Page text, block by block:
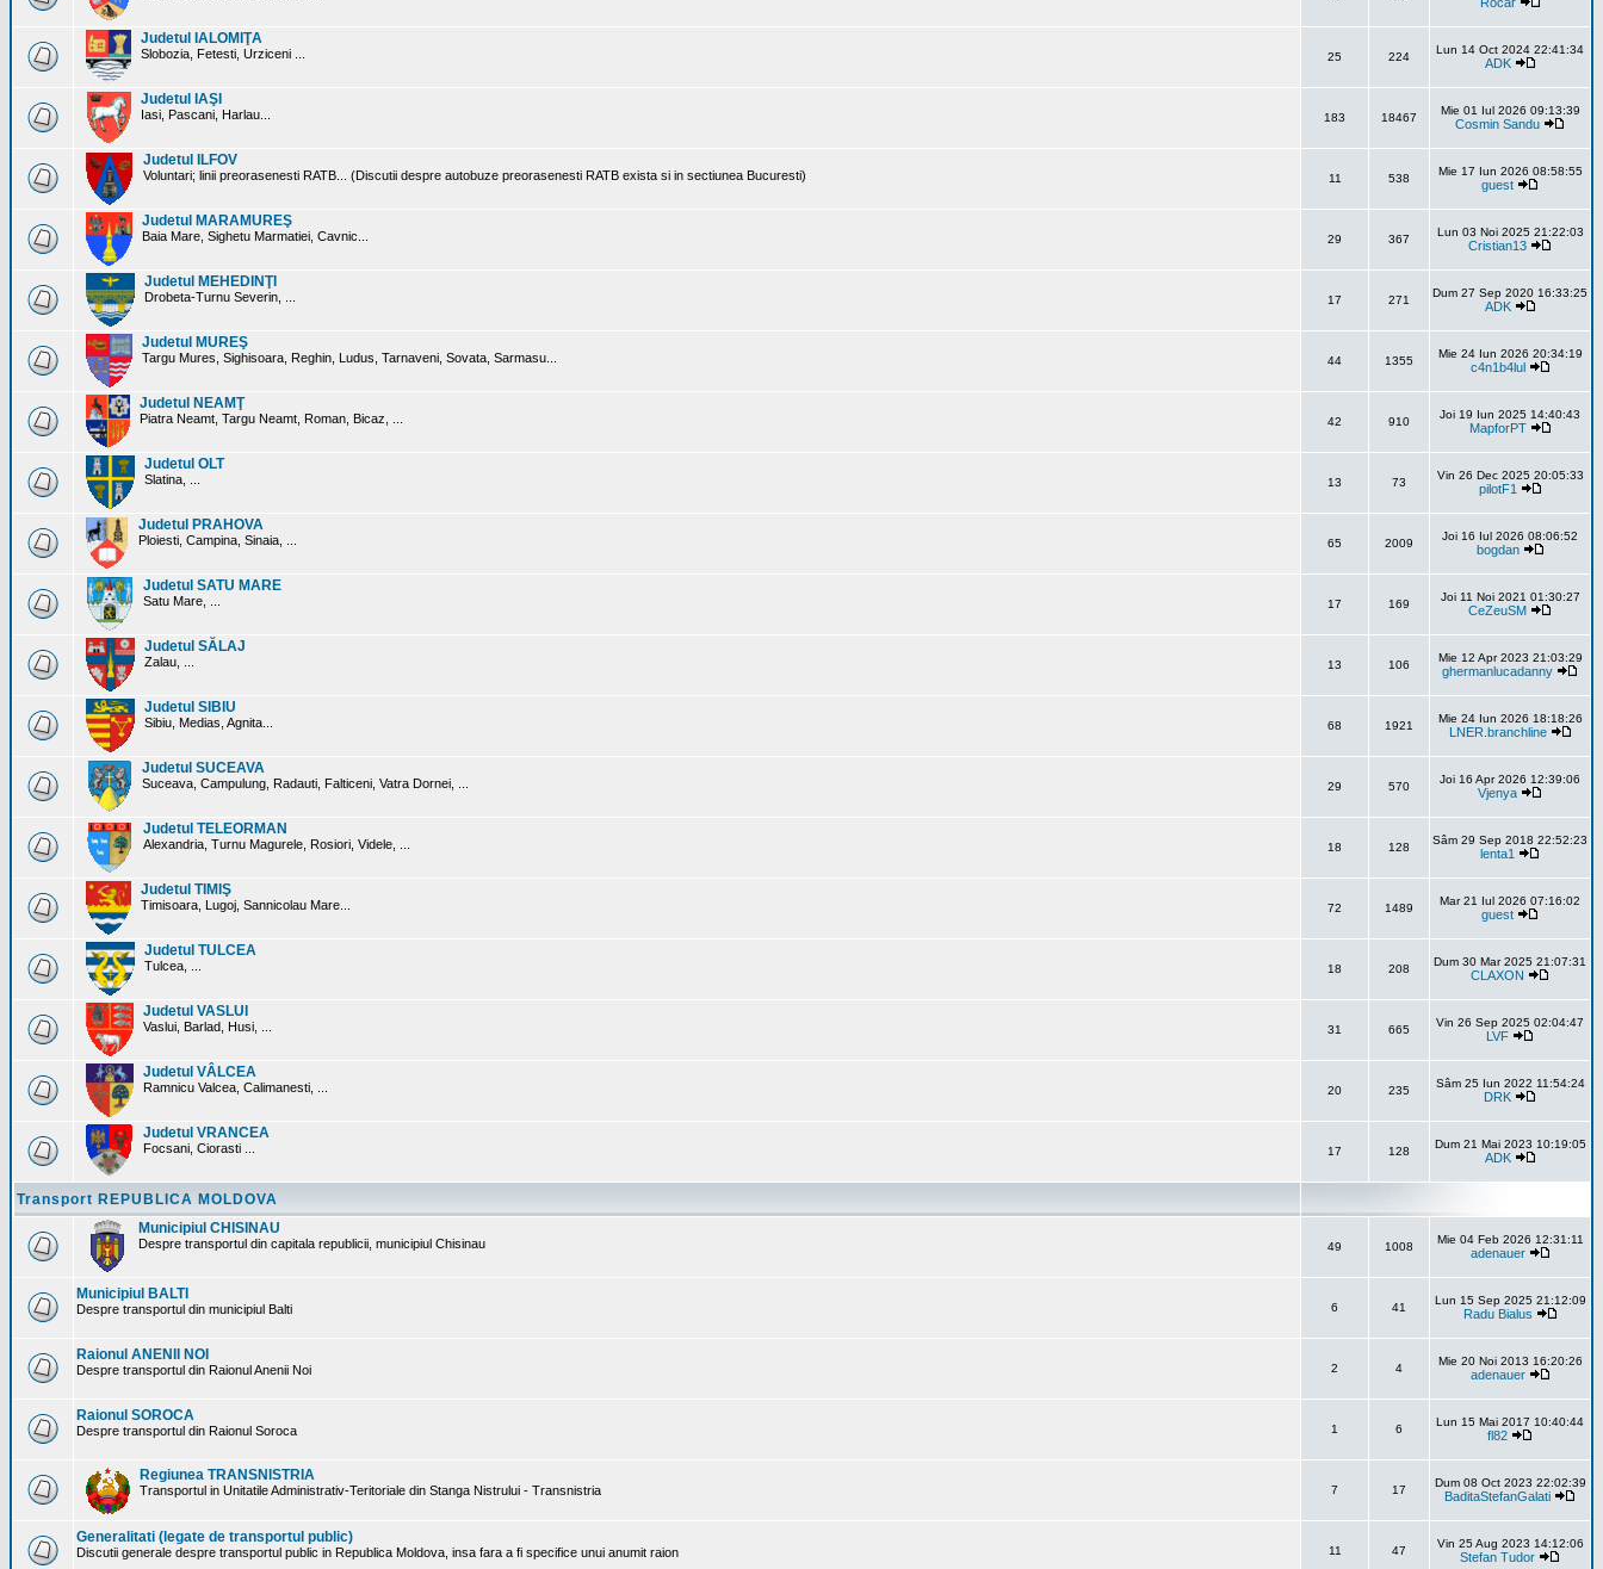
Judetul IALOMIŢA
Slobozia, Fetesti, Urziceni ... 25 224
Lun 14 Oct 2024 22:41:34
ADK
Judetul IAŞI
Iasi, Pascani, Harlau... 183 18467
Mie 01 Iul 2026 09:13:39
Cosmin Sandu
Judetul ILFOV
Voluntari; linii preorasenesti RATB... (Discutii despre autobuze preorasenesti RATB exista si in sectiunea Bucuresti) 11 538
Mie 17 Iun 2026 08:58:55
guest
Judetul MARAMUREŞ
Baia Mare, Sighetu Marmatiei, Cavnic... 29 367
Lun 03 Noi 2025 21:22:03
Cristian13
Judetul MEHEDINŢI
Drobeta-Turnu Severin, ... 17 271
Dum 27 Sep 2020 16:33:25
ADK
Judetul MUREŞ
Targu Mures, Sighisoara, Reghin, Ludus, Tarnaveni, Sovata, Sarmasu... 44 1355
Mie 24 Iun 2026 20:34:19
c4n1b4lul
Judetul NEAMŢ
Piatra Neamt, Targu Neamt, Roman, Bicaz, ... 42 910
Joi 19 Iun 2025 14:40:43
MapforPT
Judetul OLT
Slatina, ... 13 73
Vin 26 Dec 2025 20:05:33
pilotF1
Judetul PRAHOVA
Ploiesti, Campina, Sinaia, ... 65 2009
Joi 16 Iul 2026 08:06:52
bogdan
Judetul SATU MARE
Satu Mare, ... 17 169
Joi 11 Noi 2021 01:30:27
CeZeuSM
Judetul SĂLAJ
Zalau, ... 13 106
Mie 12 Apr 2023 21:03:29
ghermanlucadanny
Judetul SIBIU
Sibiu, Medias, Agnita... 68 1921
Mie 24 Iun 2026 18:18:26
LNER.branchline
Judetul SUCEAVA
Suceava, Campulung, Radauti, Falticeni, Vatra Dornei, ... 29 570
Joi 16 Apr 2026 12:39:06
Vjenya
Judetul TELEORMAN
Alexandria, Turnu Magurele, Rosiori, Videle, ... 18 128
Sâm 29 Sep 2018 22:52:23
lenta1
Judetul TIMIŞ
Timisoara, Lugoj, Sannicolau Mare... 72 1489
Mar 21 Iul 2026 07:16:02
guest
Judetul TULCEA
Tulcea, ... 18 208
Dum 30 Mar 2025 21:07:31
CLAXON
Judetul VASLUI
Vaslui, Barlad, Husi, ... 31 665
Vin 26 Sep 2025 02:04:47
LVF
Judetul VÂLCEA
Ramnicu Valcea, Calimanesti, ... 20 235
Sâm 25 Iun 2022 11:54:24
DRK
Judetul VRANCEA
Focsani, Ciorasti ... 17 128
Dum 21 Mai 2023 10:19:05
ADK
Transport REPUBLICA MOLDOVA
Municipiul CHISINAU
Despre transportul din capitala republicii, municipiul Chisinau 49 1008
Mie 04 Feb 2026 12:31:11
adenauer
Municipiul BALTI
Despre transportul din municipiul Balti 6 41
Lun 15 Sep 2025 21:12:09
Radu Bialus
Raionul ANENII NOI
Despre transportul din Raionul Anenii Noi 2 4
Mie 20 Noi 2013 16:20:26
adenauer
Raionul SOROCA
Despre transportul din Raionul Soroca 1 6
Lun 15 Mai 2017 10:40:44
fl82
Regiunea TRANSNISTRIA
Transportul in Unitatile Administrativ-Teritoriale din Stanga Nistrului - Transnistria 7 17
Dum 08 Oct 2023 22:02:39
BaditaStefanGalati
Generalitati (legate de transportul public)
Discutii generale despre transportul public in Republica Moldova, insa fara a fi specifice unui anumit raion 11 47
Vin 25 Aug 2023 14:12:06
Stefan Tudor